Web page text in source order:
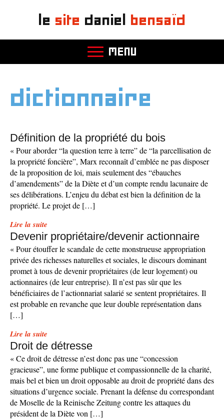
le site daniel bensaïd
MENU
dictionnaire
Définition de la propriété du bois
« Pour aborder “la question terre à terre” de “la parcellisation de
la propriété foncière”, Marx reconnaît d’emblée ne pas disposer
de la proposition de loi, mais seulement des “ébauches
d’amendements” de la Diète et d’un compte rendu lacunaire de
ses délibérations. L’enjeu du débat est bien la définition de la
propriété. Le projet de […]
Lire la suite
Devenir propriétaire/devenir actionnaire
« Pour étouffer le scandale de cette monstrueuse appropriation
privée des richesses naturelles et sociales, le discours dominant
promet à tous de devenir propriétaires (de leur logement) ou
actionnaires (de leur entreprise). Il n’est pas sûr que les
bénéficiaires de l’actionnariat salarié se sentent propriétaires. Il
est probable en revanche que leur double représentation dans
[…]
Lire la suite
Droit de détresse
« Ce droit de détresse n’est donc pas une “concession
gracieuse”, une forme publique et compassionnelle de la charité,
mais bel et bien un droit opposable au droit de propriété dans des
situations d’urgence sociale. Prenant la défense du correspondant
de Moselle de la Reinische Zeitung contre les attaques du
président de la Diète von […]